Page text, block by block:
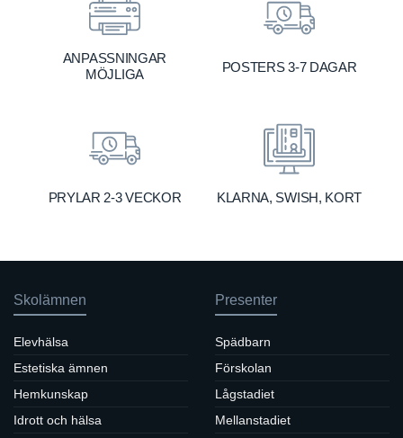
ANPASSNINGAR
MÖJLIGA
POSTERS 3-7 DAGAR
PRYLAR 2-3 VECKOR KLARNA, SWISH, KORT
Skolämnen
Elevhälsa
Estetiska ämnen
Hemkunskap
Idrott och hälsa
Presenter
Spädbarn
Förskolan
Lågstadiet
Mellanstadiet